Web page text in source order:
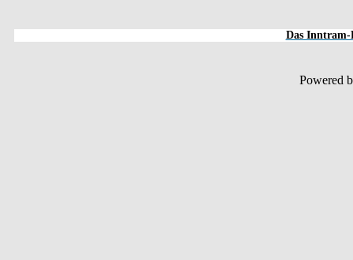
Das Inntram-
Powered